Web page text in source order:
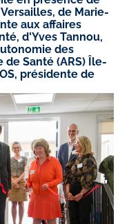
de Marie-
aux affaires
d'Yves Tannou,
des
de Santé (ARS) Île-
présidente de